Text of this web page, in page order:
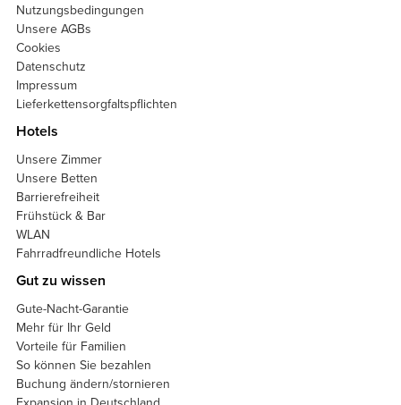
Nutzungsbedingungen
Unsere AGBs
Cookies
Datenschutz
Impressum
Lieferkettensorgfaltspflichten
Hotels
Unsere Zimmer
Unsere Betten
Barrierefreiheit
Frühstück & Bar
WLAN
Fahrradfreundliche Hotels
Gut zu wissen
Gute-Nacht-Garantie
Mehr für Ihr Geld
Vorteile für Familien
So können Sie bezahlen
Buchung ändern/stornieren